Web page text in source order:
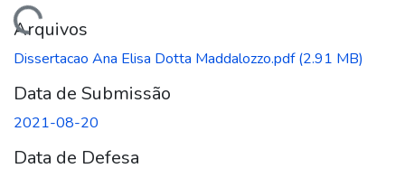
Arquivos
Dissertacao Ana Elisa Dotta Maddalozzo.pdf(2.91 MB)
Data de Submissão
2021-08-20
Data de Defesa